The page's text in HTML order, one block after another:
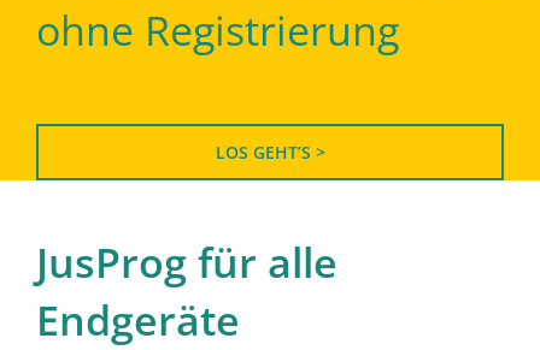
ohne Registrierung
LOS GEHT’S >
JusProg für alle
Endgeräte